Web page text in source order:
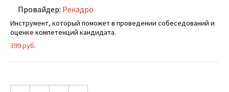
Провайдер: Рекадро
Инструмент, который поможет в проведении собеседований и
оценке компетенций кандидата.
399 руб.